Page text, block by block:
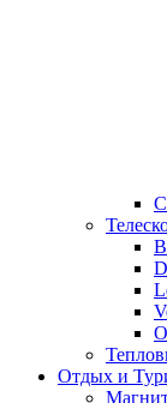
Отдых и